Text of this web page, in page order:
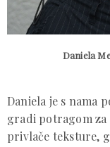
Daniela
Daniela je s nama
gradi potragom za
privlače teksture,